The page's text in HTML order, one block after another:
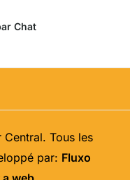
Chat
Tous les
par: Fluxo